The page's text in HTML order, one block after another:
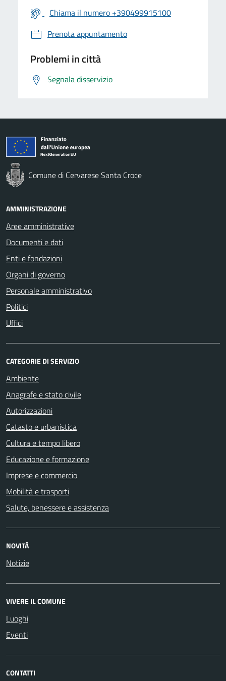
Chiama il numero +390499915100
Prenota appuntamento
Problemi in città
Segnala disservizio
Comune di Cervarese Santa Croce
AMMINISTRAZIONE
Aree amministrative
Documenti e dati
Enti e fondazioni
Organi di governo
Personale amministrativo
Politici
Uffici
CATEGORIE DI SERVIZIO
Ambiente
Anagrafe e stato civile
Autorizzazioni
Catasto e urbanistica
Cultura e tempo libero
Educazione e formazione
Imprese e commercio
Mobilità e trasporti
Salute, benessere e assistenza
NOVITÀ
Notizie
VIVERE IL COMUNE
Luoghi
Eventi
CONTATTI